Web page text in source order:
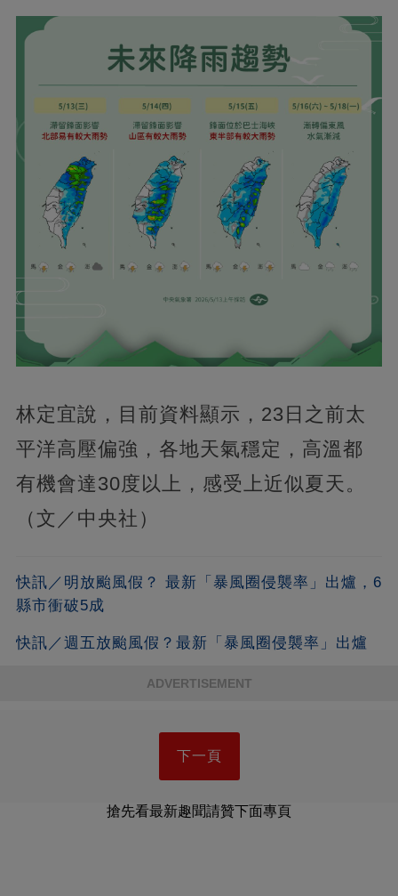
林定宜說，目前資料顯示，23日之前太
平洋高壓偏強，各地天氣穩定，高溫都
有機會達30度以上，感受上近似夏天。
（文／中央社）
快訊／明放颱風假？ 最新「暴風圈侵襲率」出爐，6
縣市衝破5成
快訊／週五放颱風假？最新「暴風圈侵襲率」出爐
ADVERTISEMENT
下一頁
搶先看最新趣聞請贊下面專頁